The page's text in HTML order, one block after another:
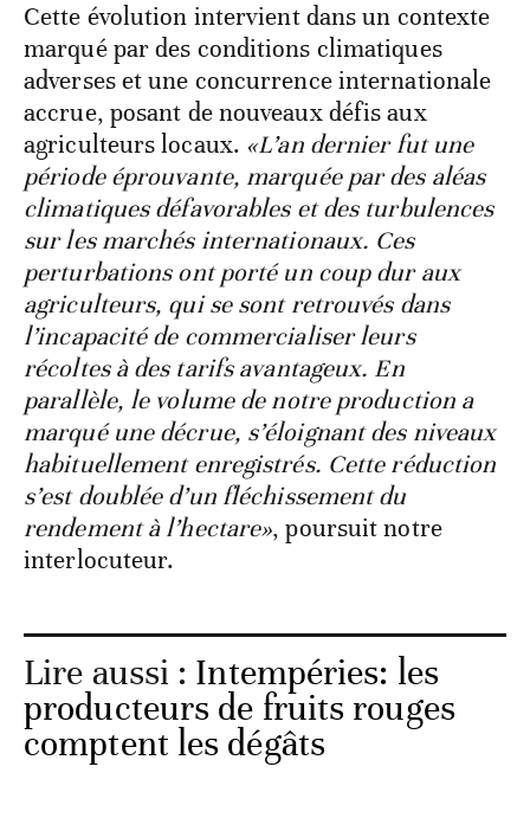
Cette évolution intervient dans un contexte
marqué par des conditions climatiques
adverses et une concurrence internationale
accrue, posant de nouveaux défis aux
agriculteurs locaux. «L’an dernier fut une
période éprouvante, marquée par des aléas
climatiques défavorables et des turbulences
sur les marchés internationaux. Ces
perturbations ont porté un coup dur aux
agriculteurs, qui se sont retrouvés dans
l’incapacité de commercialiser leurs
récoltes à des tarifs avantageux. En
parallèle, le volume de notre production a
marqué une décrue, s’éloignant des niveaux
habituellement enregistrés. Cette réduction
s’est doublée d’un fléchissement du
rendement à l’hectare», poursuit notre
interlocuteur.
Lire aussi : Intempéries: les
producteurs de fruits rouges
comptent les dégâts